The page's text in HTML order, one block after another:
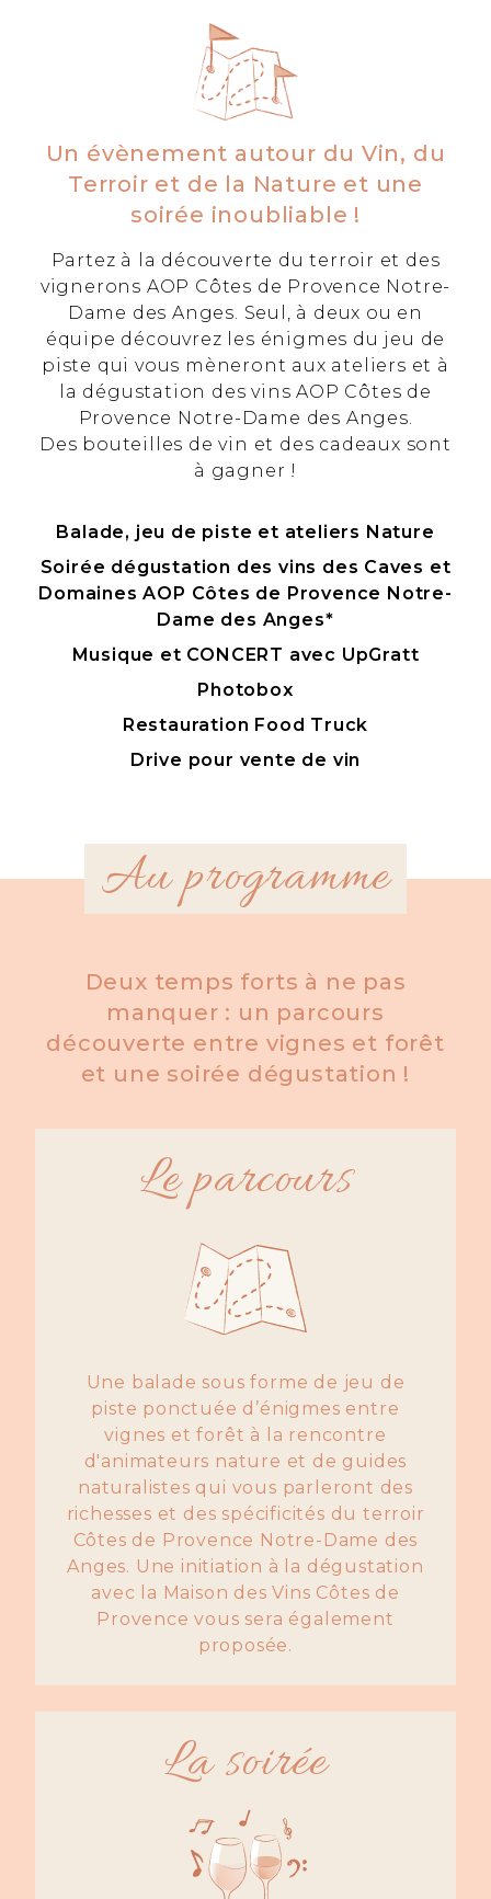
Un évènement autour du Vin, du
Terroir et de la Nature et une
soirée inoubliable !
Partez à la découverte du terroir et des
vignerons AOP Côtes de Provence Notre-
Dame des Anges. Seul, à deux ou en
équipe découvrez les énigmes du jeu de
piste qui vous mèneront aux ateliers et à
la dégustation des vins AOP Côtes de
Provence Notre-Dame des Anges.
Des bouteilles de vin et des cadeaux sont
à gagner !
Balade, jeu de piste et ateliers Nature
Soirée dégustation des vins des Caves et
Domaines AOP Côtes de Provence Notre-
Dame des Anges*
Musique et CONCERT avec UpGratt
Photobox
Restauration Food Truck
Drive pour vente de vin
Au programme
Deux temps forts à ne pas
manquer : un parcours
découverte entre vignes et forêt
et une soirée dégustation !
Le parcours
Une balade sous forme de jeu de
piste ponctuée d’énigmes entre
vignes et forêt à la rencontre
d'animateurs nature et de guides
naturalistes qui vous parleront des
richesses et des spécificités du terroir
Côtes de Provence Notre-Dame des
Anges. Une initiation à la dégustation
avec la Maison des Vins Côtes de
Provence vous sera également
proposée.
La soirée